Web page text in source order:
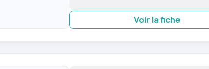
Voir la fiche